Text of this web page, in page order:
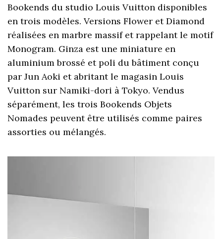
Bookends du studio Louis Vuitton disponibles
en trois modèles. Versions Flower et Diamond
réalisées en marbre massif et rappelant le motif
Monogram. Ginza est une miniature en
aluminium brossé et poli du bâtiment conçu
par Jun Aoki et abritant le magasin Louis
Vuitton sur Namiki-dori à Tokyo. Vendus
séparément, les trois Bookends Objets
Nomades peuvent être utilisés comme paires
assorties ou mélangés.